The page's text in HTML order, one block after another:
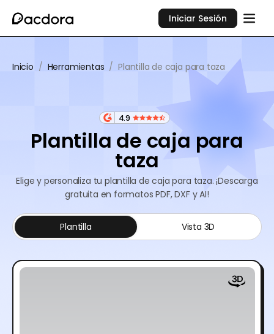
Iniciar Sesión
Inicio / Herramientas / Plantilla de caja para taza
4.9
Plantilla de caja para
taza
Elige y personaliza tu plantilla de caja para taza. ¡Descarga
gratuita en formatos PDF, DXF y AI!
Plantilla Vista 3D